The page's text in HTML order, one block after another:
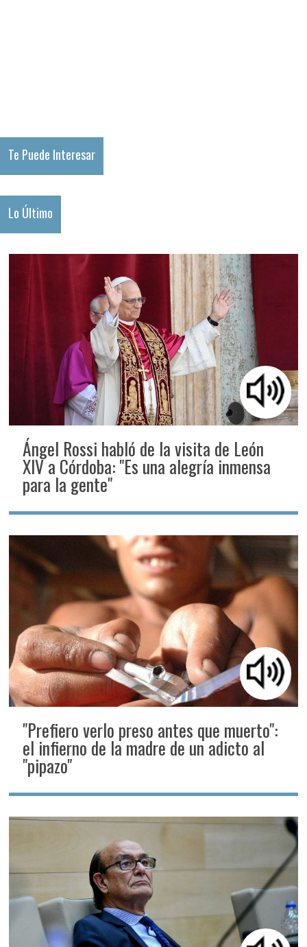
Te Puede Interesar
Lo Último
Ángel Rossi habló de la visita de León
XIV a Córdoba: "Es una alegría inmensa
para la gente"
"Prefiero verlo preso antes que muerto":
el infierno de la madre de un adicto al
"pipazo"